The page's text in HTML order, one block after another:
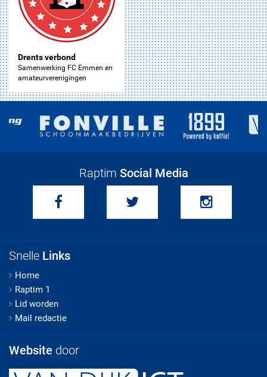
Drents verbond
Samenwerking FC Emmen en
amateurverenigingen
Raptim Social Media
Snelle Links
Home
Raptim 1
Lid worden
Mail redactie
Website door